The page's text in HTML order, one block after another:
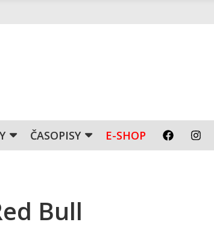
ČASOPISY E-SHOP
Bull